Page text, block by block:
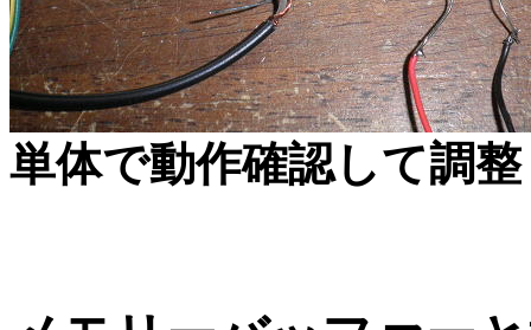
単体で動作確認して調